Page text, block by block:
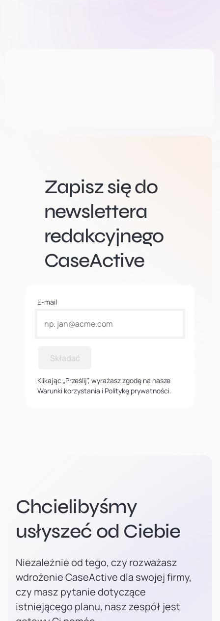
Zapisz się do
newslettera
redakcyjnego
CaseActive
E-mail
Składać
Klikając „Prześlij”, wyrażasz zgodę na nasze
Warunki korzystania i Politykę prywatności.
Chcielibyśmy
usłyszeć od Ciebie
Niezależnie od tego, czy rozważasz
wdrożenie CaseActive dla swojej firmy,
czy masz pytanie dotyczące
istniejącego planu, nasz zespół jest